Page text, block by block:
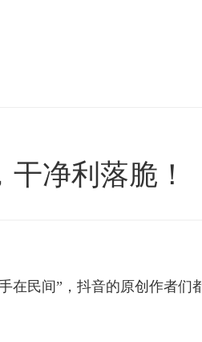
净利落脆！
民间”，抖音的原创作者们